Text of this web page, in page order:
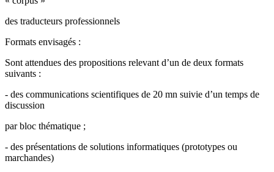
des traducteurs professionnels
Formats envisagés :
Sont attendues des propositions relevant d’un de deux formats
suivants :
- des communications scientifiques de 20 mn suivie d’un temps de
discussion
par bloc thématique ;
- des présentations de solutions informatiques (prototypes ou
marchandes)